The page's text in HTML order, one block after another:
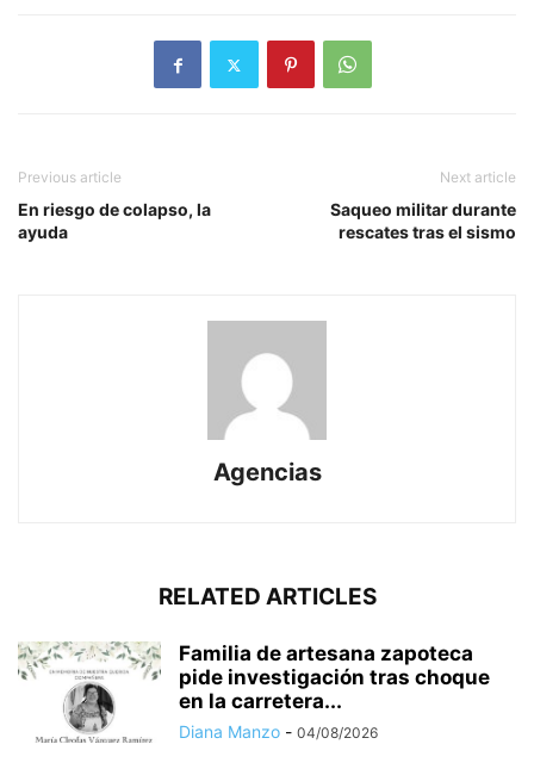
Previous article
En riesgo de colapso, la
ayuda
Next article
Saqueo militar durante
rescates tras el sismo
Agencias
RELATED ARTICLES
Familia de artesana zapoteca
pide investigación tras choque
en la carretera...
Diana Manzo - 04/08/2026